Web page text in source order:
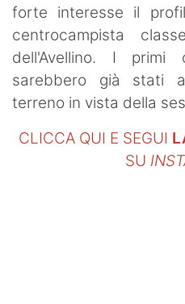
forte interesse il
centrocampista
dell'Avellino. I
sarebbero già stati
terreno in vista della
CLICCA QUI E SEGUI
SU